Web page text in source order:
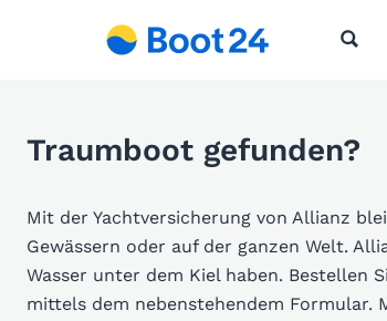
Traumboot gefunden?
Mit der Yachtversicherung von Allianz
Gewässern oder auf der ganzen Welt.
Wasser unter dem Kiel haben. Bestellen
mittels dem nebenstehendem Formular.